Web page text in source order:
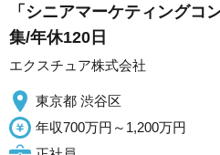
「シニアマーケティングコ
集/年休120日
エクスチュア株式会社
東京都 渋谷区
年収700万円～1,200万円